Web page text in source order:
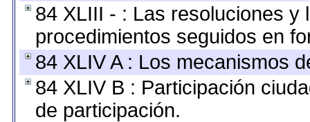
84 XLIII - : Las resoluciones
procedimientos seguidos en
84 XLIV A : Los mecanismos
84 XLIV B : Participación
de participación.